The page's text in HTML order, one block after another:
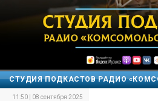
СТУДИЯ ПОДКАСТОВ РАДИО
11:50 | 08 сентября 2025